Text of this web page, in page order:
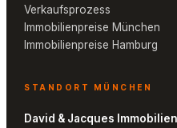
Verkaufsprozess
Immobilienpreise München
Immobilienpreise Hamburg
STANDORT MÜNCHEN
David & Jacques Immobilien